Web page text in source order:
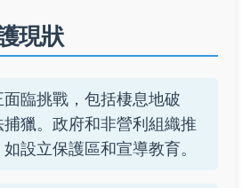
現狀
臨挑戰，包括棲息地破
獵。政府和非營利組織推
設立保護區和宣導教育。